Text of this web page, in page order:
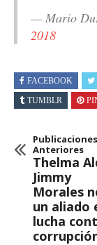
— Mario
2018
FACEBOOK
TUMBLR
Publicaciones
Anteriores
Thelma
Jimmy
Morales
un aliado
lucha